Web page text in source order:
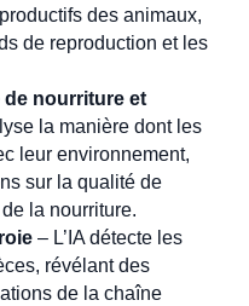
des animaux,
de reproduction et les
de nourriture et
la manière dont les
leur environnement,
sur la qualité de
la nourriture.
– L’IA détecte les
révélant des
de la chaîne